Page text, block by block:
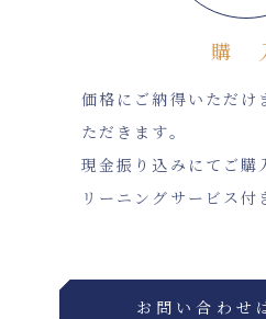
購
価格にご納得いただけ
ただきます。
現金振り込みにてご購
リーニングサービス付
お問い合わせ